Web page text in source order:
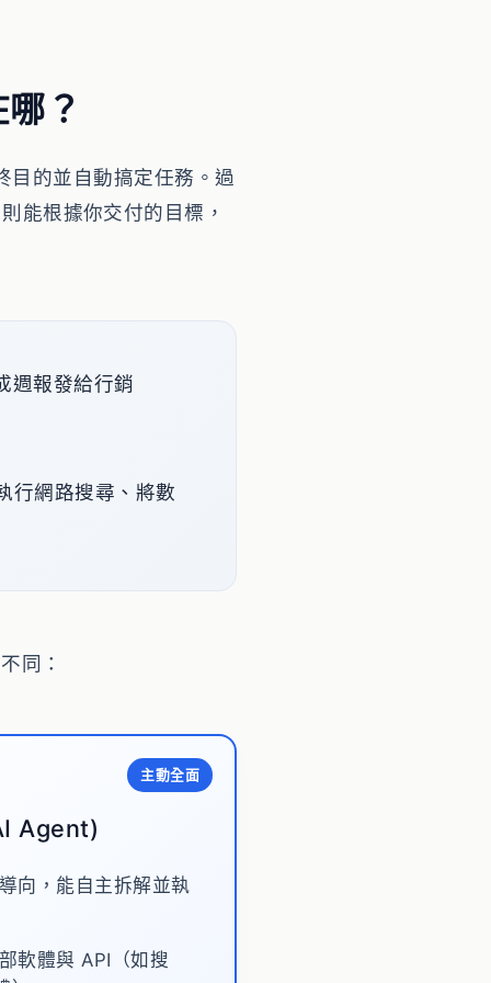
？
目的並自動搞定任務。過
能根據你交付的目標，
週報發給行銷
行網路搜尋、將數
同：
主動全面
Agent)
向，能自主拆解並執
軟體與 API（如搜